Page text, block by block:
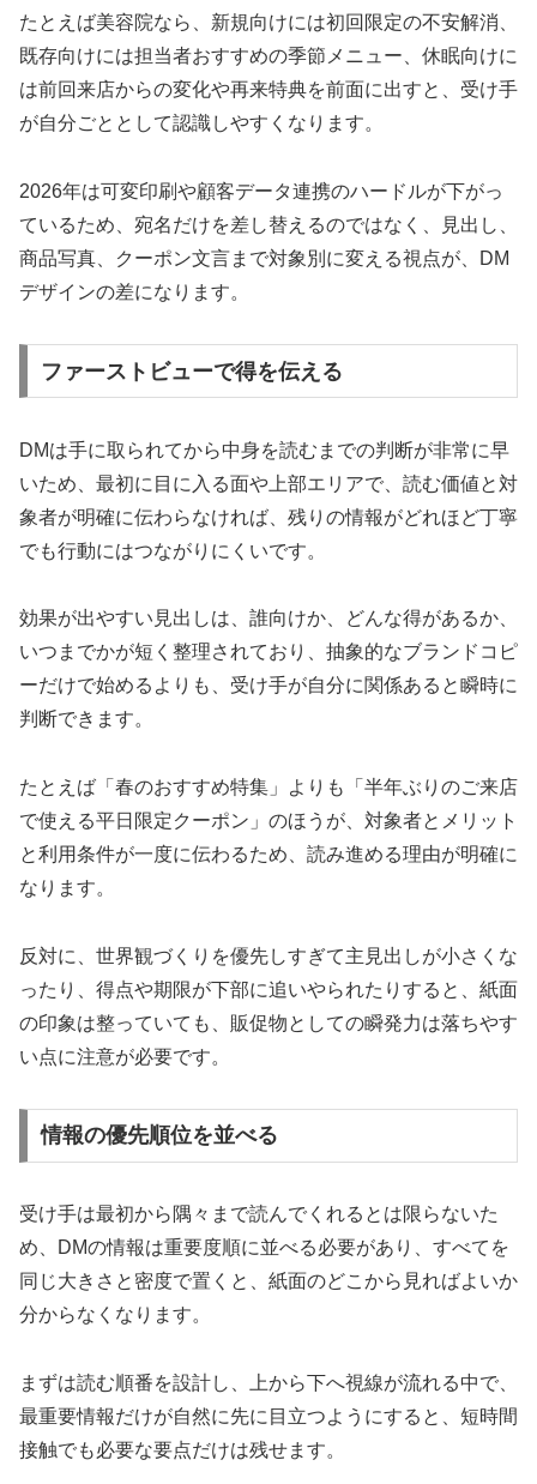
たとえば美容院なら、新規向けには初回限定の不安解消、
既存向けには担当者おすすめの季節メニュー、休眠向けに
は前回来店からの変化や再来特典を前面に出すと、受け手
が自分ごととして認識しやすくなります。
2026年は可変印刷や顧客データ連携のハードルが下がっ
ているため、宛名だけを差し替えるのではなく、見出し、
商品写真、クーポン文言まで対象別に変える視点が、DM
デザインの差になります。
ファーストビューで得を伝える
DMは手に取られてから中身を読むまでの判断が非常に早
いため、最初に目に入る面や上部エリアで、読む価値と対
象者が明確に伝わらなければ、残りの情報がどれほど丁寧
でも行動にはつながりにくいです。
効果が出やすい見出しは、誰向けか、どんな得があるか、
いつまでかが短く整理されており、抽象的なブランドコピ
ーだけで始めるよりも、受け手が自分に関係あると瞬時に
判断できます。
たとえば「春のおすすめ特集」よりも「半年ぶりのご来店
で使える平日限定クーポン」のほうが、対象者とメリット
と利用条件が一度に伝わるため、読み進める理由が明確に
なります。
反対に、世界観づくりを優先しすぎて主見出しが小さくな
ったり、得点や期限が下部に追いやられたりすると、紙面
の印象は整っていても、販促物としての瞬発力は落ちやす
い点に注意が必要です。
情報の優先順位を並べる
受け手は最初から隅々まで読んでくれるとは限らないた
め、DMの情報は重要度順に並べる必要があり、すべてを
同じ大きさと密度で置くと、紙面のどこから見ればよいか
分からなくなります。
まずは読む順番を設計し、上から下へ視線が流れる中で、
最重要情報だけが自然に先に目立つようにすると、短時間
接触でも必要な要点だけは残せます。